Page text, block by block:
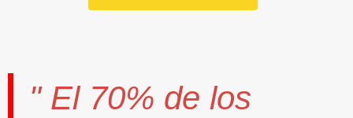
" El 70% de los